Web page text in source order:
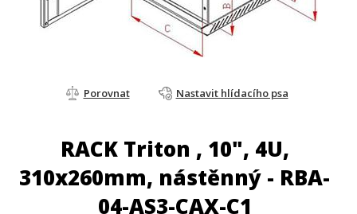
Porovnat Nastavit hlídacího psa
RACK Triton , 10", 4U,
310x260mm, nástěnný - RBA-
04-AS3-CAX-C1